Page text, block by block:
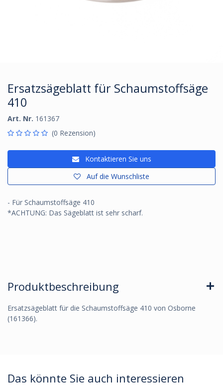
Ersatzsägeblatt für Schaumstoffsäge
410
Art. Nr. 161367
(0 Rezension)
Kontaktieren Sie uns
Auf die Wunschliste
- Für Schaumstoffsäge 410
*ACHTUNG: Das Sägeblatt ist sehr scharf.
Produktbeschreibung
Ersatzsägeblatt für die Schaumstoffsäge 410 von Osborne
(161366).
Das könnte Sie auch interessieren